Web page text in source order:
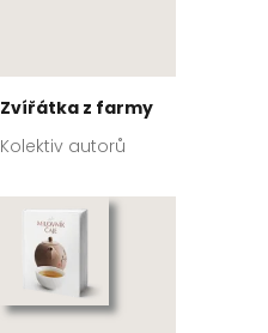
Zvířátka z farmy
Kolektiv autorů